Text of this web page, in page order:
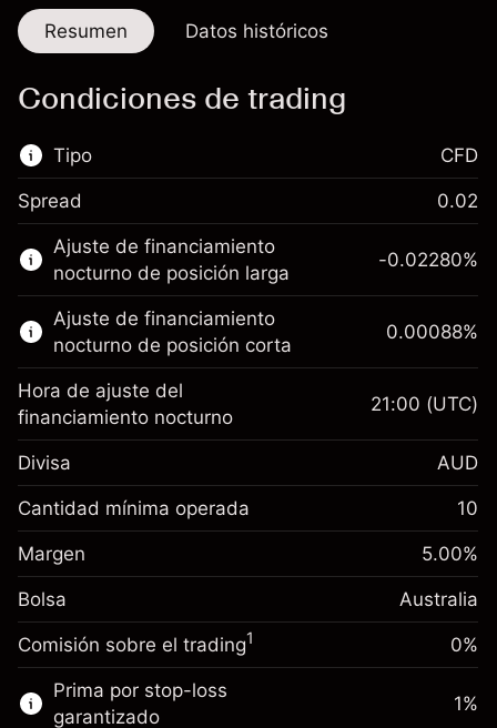
Resumen Datos históricos
Condiciones de trading
Tipo
Este mercado financiero está disponible para
hacer trading con CFD.
Obtén más información sobre:
CFD
CFD
Spread 0.02
Ajuste de financiamiento
nocturno de posición larga
A$1,000.00
Ajuste de
financiamiento nocturno
Cargos por el valor total de la
posición
%
(-A$4.56)
Tamaño de la operación con apalancamiento
A$20,000.00
Dinero del apalancamiento ~ $
-0.02280%
Ajuste de financiamiento
nocturno de posición corta
Margen. Tu inversión
A$1,000.00
Ajuste de
Cargos por el valor total de la
posición
0.000884
%
Tamaño de la operación con apalancamiento
A$20,000.00
0.00088%
Hora de ajuste del
financiamiento nocturno
21:00 (UTC)
Divisa AUD
Cantidad mínima operada 10
Margen 5.00%
Bolsa Australia
Comisión sobre el trading1 0%
Prima por stop-loss
garantizado
1%